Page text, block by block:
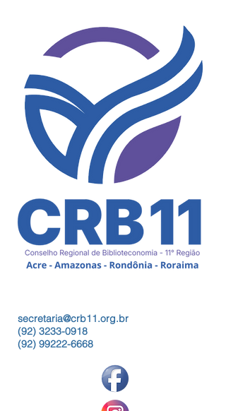
secretaria@crb11.org.br
(92) 3233-0918
(92) 99222-6668